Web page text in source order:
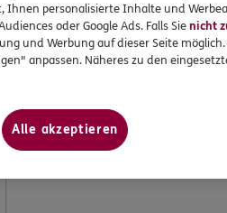
In
Ihnen personalisierte Inhalte und
oder Google Ads. Falls Sienicht
und Werbung auf dieser Seite
anpassen. Näheres zu den
Alle akzeptieren